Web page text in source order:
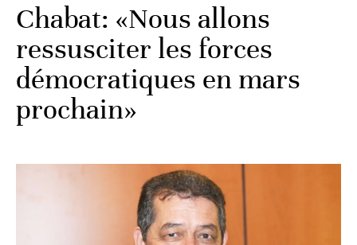
Chabat: «Nous allons
ressusciter les forces
démocratiques en mars
prochain»